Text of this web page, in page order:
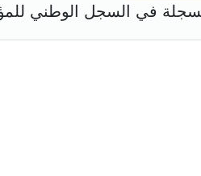
في السجل الوطني